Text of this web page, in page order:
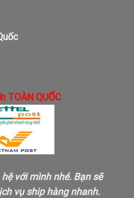
TOÀN QUỐC
với mình nhé. Bạn sẽ
vụ ship hàng nhanh.